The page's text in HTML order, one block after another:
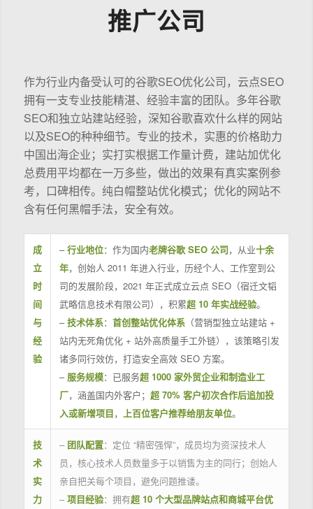
推广公司
作为行业内备受认可的谷歌SEO优化公司，云点SEO
拥有一支专业技能精湛、经验丰富的团队。多年谷歌
SEO和独立站建站经验，深知谷歌喜欢什么样的网站
以及SEO的种种细节。专业的技术，实惠的价格助力
中国出海企业；实打实根据工作量计费，建站加优化
总费用平均都在一万多些，做出的效果有真实案例参
考，口碑相传。纯白帽整站优化模式；优化的网站不
含有任何黑帽手法，安全有效。
成
立
时
间
与
经
验
–行业地位：作为国内老牌谷歌 SEO 公司，从业十余
年，创始人 2011 年进入行业，历经个人、工作室到公
司的发展阶段，2021 年正式成立云点 SEO（宿迁文韬
武略信息技术有限公司），积累超 10 年实战经验。
–技术体系： 首创整站优化体系（营销型独立站建站 +
站内无死角优化 + 站外高质量手工外链），该策略引发
诸多同行效仿，打造安全高效 SEO 方案。
– 服务规模：已服务超 1000 家外贸企业和制造业工
厂，涵盖国内外客户； 超 70% 客户初次合作后追加投
入或新增项目， 上百位客户推荐给朋友单位。
技
术
实
力
– 团队配置：定位 “精密强悍”，成员均为资深技术人
员，核心技术人员数量多于以销售为主的同行；创始人
亲自把关每个项目，避免问题推诿。
– 项目经验：拥有超 10 个大型品牌站点和商城平台优